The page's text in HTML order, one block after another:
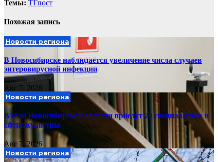
Темы: ТГпост
Похожая запись
Новости региона
В Новосибирске наблюдается увеличение числа случаев
энтеровирусной инфекции
Авг 7, 2026
Новости региона
В сёла Новосибирской области приедут 20 специалистов в
сфере культуры
Авг 7, 2026
Новости региона